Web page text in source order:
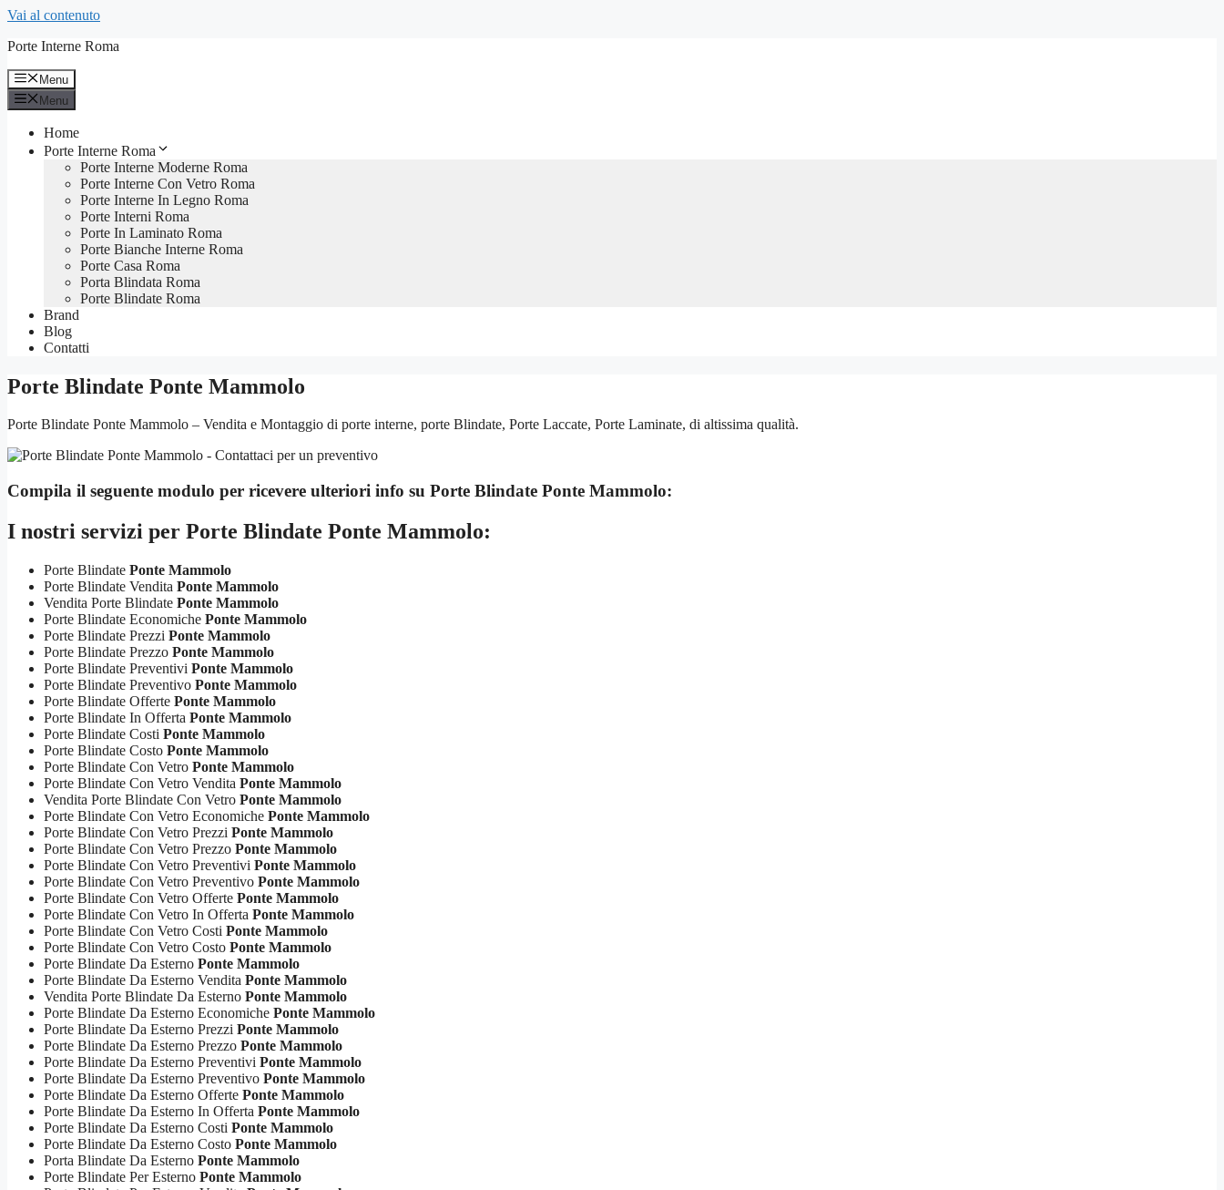
Vai al contenuto
Porte Interne Roma
Menu
Menu
Home
Porte Interne Roma
Porte Interne Moderne Roma
Porte Interne Con Vetro Roma
Porte Interne In Legno Roma
Porte Interni Roma
Porte In Laminato Roma
Porte Bianche Interne Roma
Porte Casa Roma
Porta Blindata Roma
Porte Blindate Roma
Brand
Blog
Contatti
Porte Blindate Ponte Mammolo
Porte Blindate Ponte Mammolo – Vendita e Montaggio di porte interne, porte Blindate, Porte Laccate, Porte Laminate, di altissima qualità.
Compila il seguente modulo per ricevere ulteriori info su Porte Blindate Ponte Mammolo:
I nostri servizi per Porte Blindate Ponte Mammolo:
Porte Blindate Ponte Mammolo
Porte Blindate Vendita Ponte Mammolo
Vendita Porte Blindate Ponte Mammolo
Porte Blindate Economiche Ponte Mammolo
Porte Blindate Prezzi Ponte Mammolo
Porte Blindate Prezzo Ponte Mammolo
Porte Blindate Preventivi Ponte Mammolo
Porte Blindate Preventivo Ponte Mammolo
Porte Blindate Offerte Ponte Mammolo
Porte Blindate In Offerta Ponte Mammolo
Porte Blindate Costi Ponte Mammolo
Porte Blindate Costo Ponte Mammolo
Porte Blindate Con Vetro Ponte Mammolo
Porte Blindate Con Vetro Vendita Ponte Mammolo
Vendita Porte Blindate Con Vetro Ponte Mammolo
Porte Blindate Con Vetro Economiche Ponte Mammolo
Porte Blindate Con Vetro Prezzi Ponte Mammolo
Porte Blindate Con Vetro Prezzo Ponte Mammolo
Porte Blindate Con Vetro Preventivi Ponte Mammolo
Porte Blindate Con Vetro Preventivo Ponte Mammolo
Porte Blindate Con Vetro Offerte Ponte Mammolo
Porte Blindate Con Vetro In Offerta Ponte Mammolo
Porte Blindate Con Vetro Costi Ponte Mammolo
Porte Blindate Con Vetro Costo Ponte Mammolo
Porte Blindate Da Esterno Ponte Mammolo
Porte Blindate Da Esterno Vendita Ponte Mammolo
Vendita Porte Blindate Da Esterno Ponte Mammolo
Porte Blindate Da Esterno Economiche Ponte Mammolo
Porte Blindate Da Esterno Prezzi Ponte Mammolo
Porte Blindate Da Esterno Prezzo Ponte Mammolo
Porte Blindate Da Esterno Preventivi Ponte Mammolo
Porte Blindate Da Esterno Preventivo Ponte Mammolo
Porte Blindate Da Esterno Offerte Ponte Mammolo
Porte Blindate Da Esterno In Offerta Ponte Mammolo
Porte Blindate Da Esterno Costi Ponte Mammolo
Porte Blindate Da Esterno Costo Ponte Mammolo
Porta Blindate Da Esterno Ponte Mammolo
Porte Blindate Per Esterno Ponte Mammolo